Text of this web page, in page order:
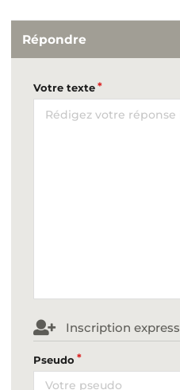
Répondre
Votre texte
Inscription express
Pseudo